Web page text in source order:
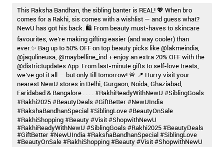
This Raksha Bandhan, the sibling banter is REAL! 💖 When bro
comes for a Rakhi, sis comes with a wishlist — and guess what?
NewU has got his back. 🛍️ From beauty must-haves to skincare
favourites, we’re making gifting easier (and way cooler) than
ever.✨ Bag up to 50% OFF on top beauty picks like @lakmeindia,
@jaqulineusa, @maybelline_ind + enjoy an extra 20% OFF with the
@districtupdates App. From last-minute gifts to self-love treats,
we’ve got it all — but only till tomorrow! 🚨 📍 Hurry visit your
nearest NewU stores in Delhi, Gurgaon, Noida, Ghaziabad,
Faridabad & Bangalore . . . . #RakhiReadyWithNewU #SiblingGoals
#Rakhi2025 #BeautyDeals #GiftBetter #NewUIndia
#RakshaBandhanSpecial #SiblingLove #BeautyOnSale
#RakhiShopping #Beauty #Visit #ShopwithNewU
#RakhiReadyWithNewU #SiblingGoals #Rakhi2025#BeautyDeals
#GiftBetter#NewUIndia#RakshaBandhanSpecial#SiblingLove
#BeautyOnSale#RakhiShopping#Beauty#Visit#ShopwithNewU